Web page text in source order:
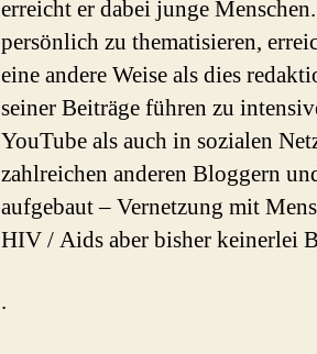
erreicht er dabei junge
persönlich zu thematisieren,
eine andere Weise als dies
seiner Beiträge führen zu
YouTube als auch in sozialen
zahlreichen anderen Bloggern
aufgebaut – Vernetzung mit
HIV / Aids aber bisher keinerlei
.